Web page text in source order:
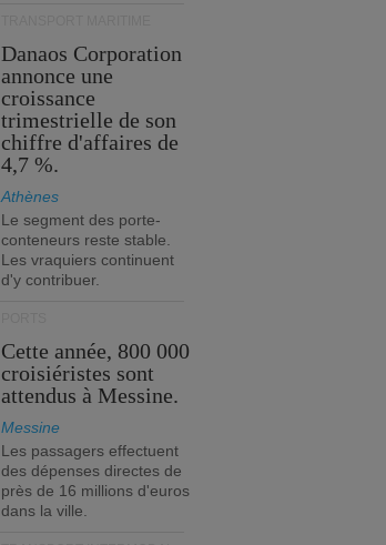
Danaos Corporation
annonce une
croissance
trimestrielle de son
chiffre d'affaires de
4,7 %.
Athènes
Le segment des porte-
conteneurs reste stable.
Les vraquiers continuent
d'y contribuer.
Cette année, 800 000
croisiéristes sont
attendus à Messine.
Messine
Les passagers effectuent
des dépenses directes de
près de 16 millions d'euros
dans la ville.